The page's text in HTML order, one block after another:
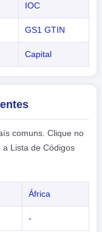
IOC
GS1 GTIN
Capital
comuns. Clique no
Lista de Códigos
África
-